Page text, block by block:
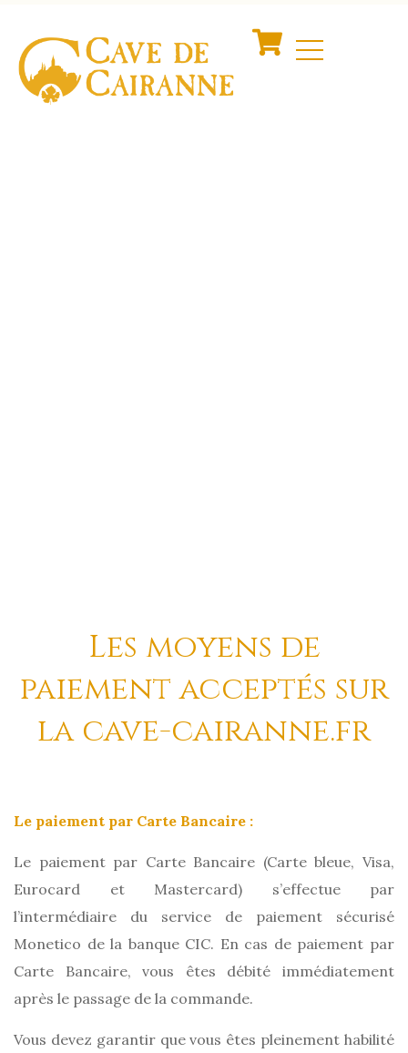
Les moyens de
paiement acceptés sur
la cave-cairanne.fr
Le paiement par Carte Bancaire :
Le paiement par Carte Bancaire (Carte bleue, Visa,
Eurocard et Mastercard) s’effectue par
l’intermédiaire du service de paiement sécurisé
Monetico de la banque CIC. En cas de paiement par
Carte Bancaire, vous êtes débité immédiatement
après le passage de la commande.
Vous devez garantir que vous êtes pleinement habilité